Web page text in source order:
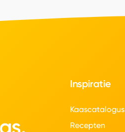
Inspiratie
Kaascatalogus
Recepten